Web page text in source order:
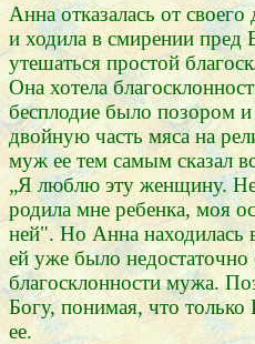
Анна отказалась от
и ходила в смирении пред
утешаться простой
Она хотела
бесплодие было позором и
двойную часть мяса на
муж ее тем самым сказал
„Я люблю эту женщину.
родила мне ребенка, моя
ней". Но Анна находилась
ей уже было
благосклонности мужа.
Богу, понимая, что
ее.